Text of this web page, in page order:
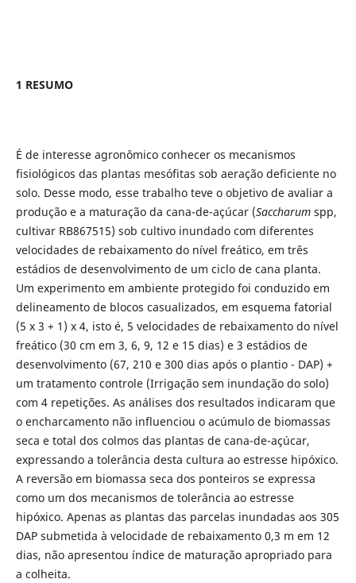
1 RESUMO
É de interesse agronômico conhecer os mecanismos
fisiológicos das plantas mesófitas sob aeração deficiente no
solo. Desse modo, esse trabalho teve o objetivo de avaliar a
produção e a maturação da cana-de-açúcar (Saccharumspp,
cultivar RB867515) sob cultivo inundado com diferentes
velocidades de rebaixamento do nível freático, em três
estádios de desenvolvimento de um ciclo de cana planta.
Um experimento em ambiente protegido foi conduzido em
delineamento de blocos casualizados, em esquema fatorial
(5 x 3 + 1) x 4, isto é, 5 velocidades de rebaixamento do nível
freático (30 cm em 3, 6, 9, 12 e 15 dias) e 3 estádios de
desenvolvimento (67, 210 e 300 dias após o plantio - DAP) +
um tratamento controle (Irrigação sem inundação do solo)
com 4 repetições. As análises dos resultados indicaram que
o encharcamento não influenciou o acúmulo de biomassas
seca e total dos colmos das plantas de cana-de-açúcar,
expressando a tolerância desta cultura ao estresse hipóxico.
A reversão em biomassa seca dos ponteiros se expressa
como um dos mecanismos de tolerância ao estresse
hipóxico. Apenas as plantas das parcelas inundadas aos 305
DAP submetida à velocidade de rebaixamento 0,3 m em 12
dias, não apresentou índice de maturação apropriado para
a colheita.